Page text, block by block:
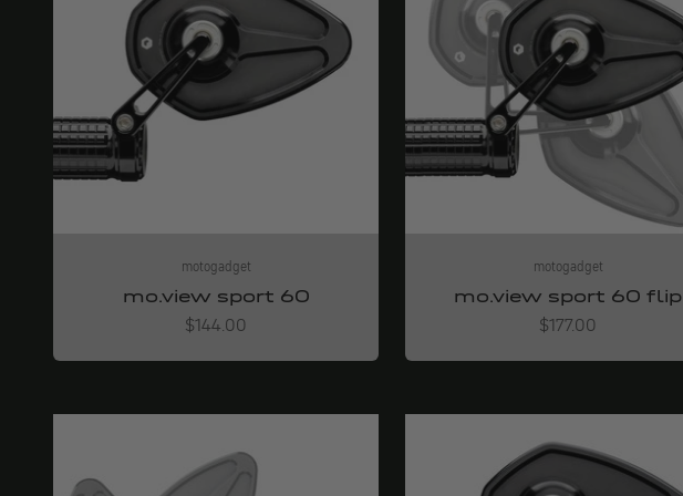
motogadget
mo.view sport 60
Angebot
$144.00
motogadget
mo.view sport 60 flip
Angebot
$177.00